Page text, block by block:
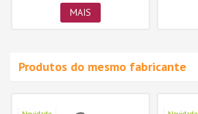
MAIS
Produtos do mesmo fabricante